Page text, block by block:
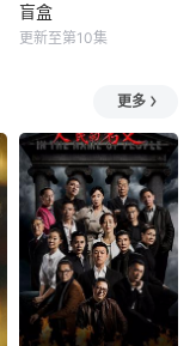
盲盒
更新至第10集
更多